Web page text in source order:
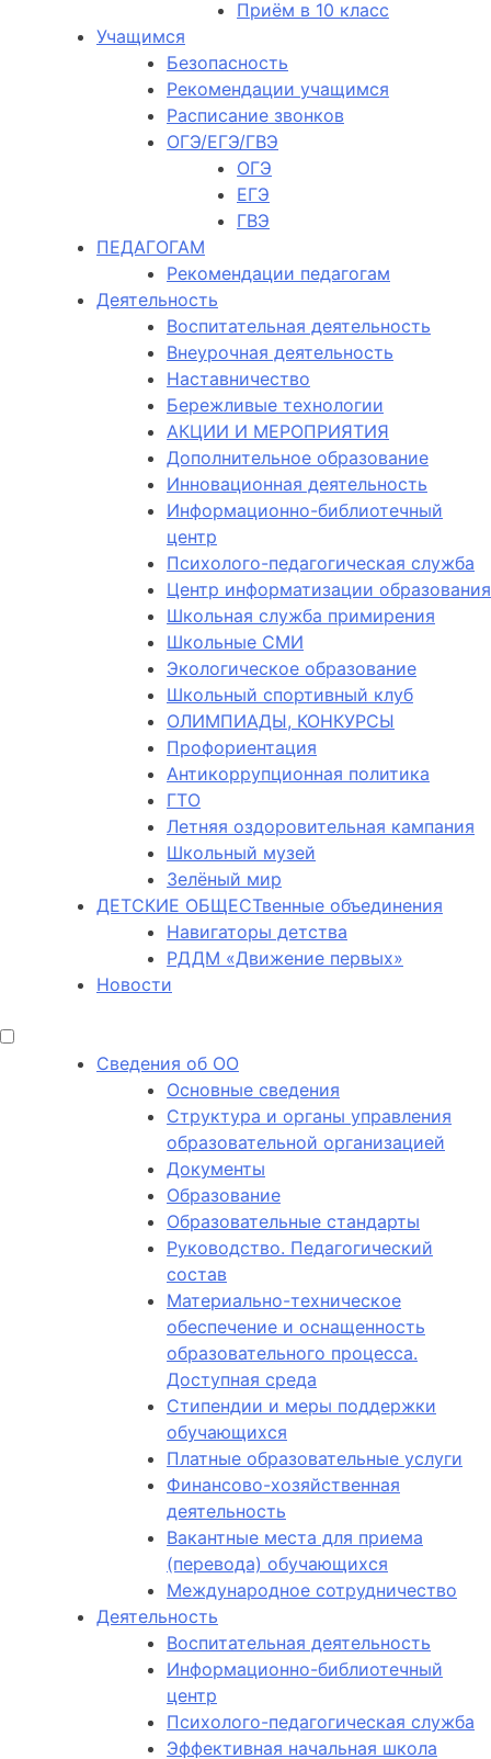
Приём в 10 класс
Учащимся
Безопасность
Рекомендации учащимся
Расписание звонков
ОГЭ/ЕГЭ/ГВЭ
ОГЭ
ЕГЭ
ГВЭ
ПЕДАГОГАМ
Рекомендации педагогам
Деятельность
Воспитательная деятельность
Внеурочная деятельность
Наставничество
Бережливые технологии
АКЦИИ И МЕРОПРИЯТИЯ
Дополнительное образование
Инновационная деятельность
Информационно-библиотечный
центр
Психолого-педагогическая служба
Центр информатизации образования
Школьная служба примирения
Школьные СМИ
Экологическое образование
Школьный спортивный клуб
ОЛИМПИАДЫ, КОНКУРСЫ
Профориентация
Антикоррупционная политика
ГТО
Летняя оздоровительная кампания
Школьный музей
Зелёный мир
ДЕТСКИЕ ОБЩЕСТвенные объединения
Навигаторы детства
РДДМ «Движение первых»
Новости
Сведения об ОО
Основные сведения
Структура и органы управления
образовательной организацией
Документы
Образование
Образовательные стандарты
Руководство. Педагогический
состав
Материально-техническое
обеспечение и оснащенность
образовательного процесса.
Доступная среда
Стипендии и меры поддержки
обучающихся
Платные образовательные услуги
Финансово-хозяйственная
деятельность
Вакантные места для приема
(перевода) обучающихся
Международное сотрудничество
Деятельность
Воспитательная деятельность
Информационно-библиотечный
центр
Психолого-педагогическая служба
Эффективная начальная школа